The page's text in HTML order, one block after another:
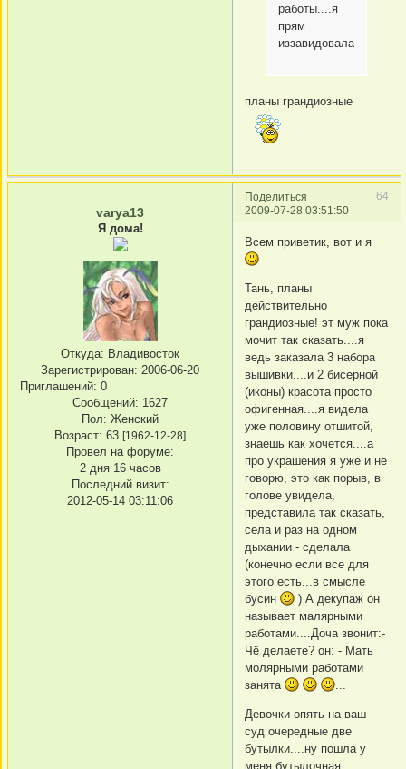
работы....я
прям
иззавидовалась
планы грандиозные
Поделиться
64
2009-07-28 03:51:50
varya13
Я дома!
Откуда: Владивосток
Зарегистрирован: 2006-06-20
Приглашений: 0
Сообщений: 1627
Пол: Женский
Возраст: 63 [1962-12-28]
Провел на форуме:
2 дня 16 часов
Последний визит:
2012-05-14 03:11:06
Всем приветик, вот и я
Тань, планы
действительно
грандиозные! эт муж пока
мочит так сказать....я
ведь заказала 3 набора
вышивки....и 2 бисерной
(иконы) красота просто
офигенная....я видела
уже половину отшитой,
знаешь как хочется....а
про украшения я уже и не
говорю, это как порыв, в
голове увидела,
представила так сказать,
села и раз на одном
дыхании - сделала
(конечно если все для
этого есть...в смысле
бусин
) А декупаж он
называет малярными
работами....Доча звонит:-
Чё делаете? он: - Мать
молярными работами
занята
...
Девочки опять на ваш
суд очередные две
бутылки....ну пошла у
меня бутылочная